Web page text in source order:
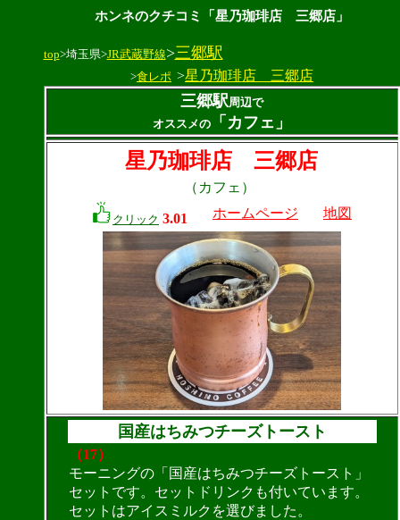
ホンネのクチコミ「星乃珈琲店 三郷店」
top>埼玉県>JR武蔵野線>三郷駅
>食レポ >星乃珈琲店 三郷店
三郷駅周辺で
オススメの
「カフェ」
星乃珈琲店 三郷店
（カフェ）
クリック 3.01 ホームページ 地図
国産はちみつチーズトースト
（17）
モーニングの「国産はちみつチーズトースト」
セットです。セットドリンクも付いています。
セットはアイスミルクを選びました。